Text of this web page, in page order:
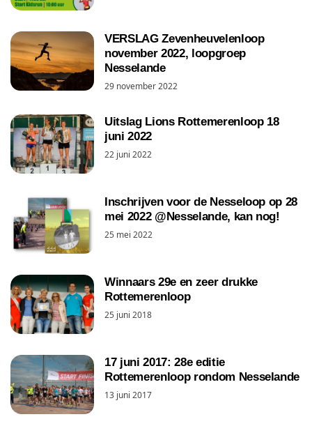
VERSLAG Zevenheuvelenloop
november 2022, loopgroep
Nesselande
29 november 2022
Uitslag Lions Rottemerenloop 18
juni 2022
22 juni 2022
Inschrijven voor de Nesseloop op 28
mei 2022 @Nesselande, kan nog!
25 mei 2022
Winnaars 29e en zeer drukke
Rottemerenloop
25 juni 2018
17 juni 2017: 28e editie
Rottemerenloop rondom Nesselande
13 juni 2017